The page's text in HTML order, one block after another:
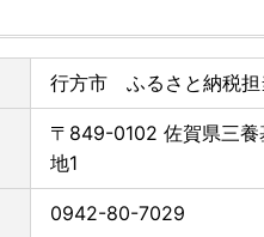
島県（福山市のみ対象）、鳥取
います。あらかじめご了承くだ
ンストップ特例申請書）の送
行方市 ふるさと納税担
〒849-0102 佐賀県三
地1
0942-80-7029